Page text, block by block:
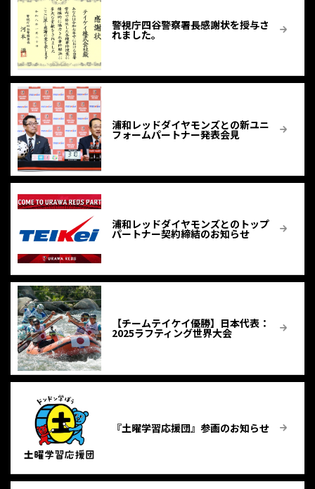
警視庁四谷警察署長感謝状を授与さ
れました。
浦和レッドダイヤモンズとの新ユニ
フォームパートナー発表会見
浦和レッドダイヤモンズとのトップ
パートナー契約締結のお知らせ
【チームテイケイ優勝】⽇本代表：
2025ラフティング世界大会
『土曜学習応援団』参画のお知らせ